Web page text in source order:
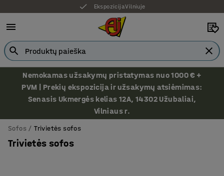
Ekspozicija Vilniuje
Nemokamas užsakymų pristatymas nuo 1000 € +
PVM | Prekių ekspozicija ir užsakymų atsiėmimas:
Senasis Ukmergės kelias 12A, 14302 Užubaliai,
Vilniaus r.
Sofos Trivietės sofos
Trivietės sofos